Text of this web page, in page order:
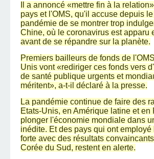
Il a annoncé «mettre fin à la
pays et l'OMS, qu'il accuse depuis
pandémie de se montrer trop
Chine, où le coronavirus est apparu
avant de se répandre sur la planète.
Premiers bailleurs de fonds de
Unis vont «rediriger ces fonds vers
de santé publique urgents et
méritent», a-t-il déclaré à la presse.
La pandémie continue de faire des
Etats-Unis, en Amérique latine et en
plonger l'économie mondiale dans
inédite. Et des pays qui ont employé
forte avec des résultats
Corée du Sud, restent en alerte.